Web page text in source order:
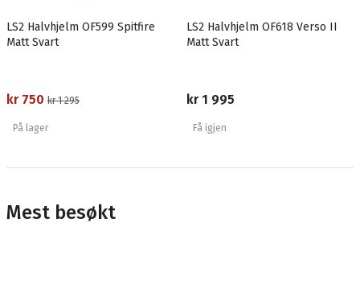
LS2 Halvhjelm OF599 Spitfire
Matt Svart
kr 750 kr 1 295
På lager
LS2 Halvhjelm OF618 Verso II
Matt Svart
kr 1 995
Få igjen
Mest besøkt